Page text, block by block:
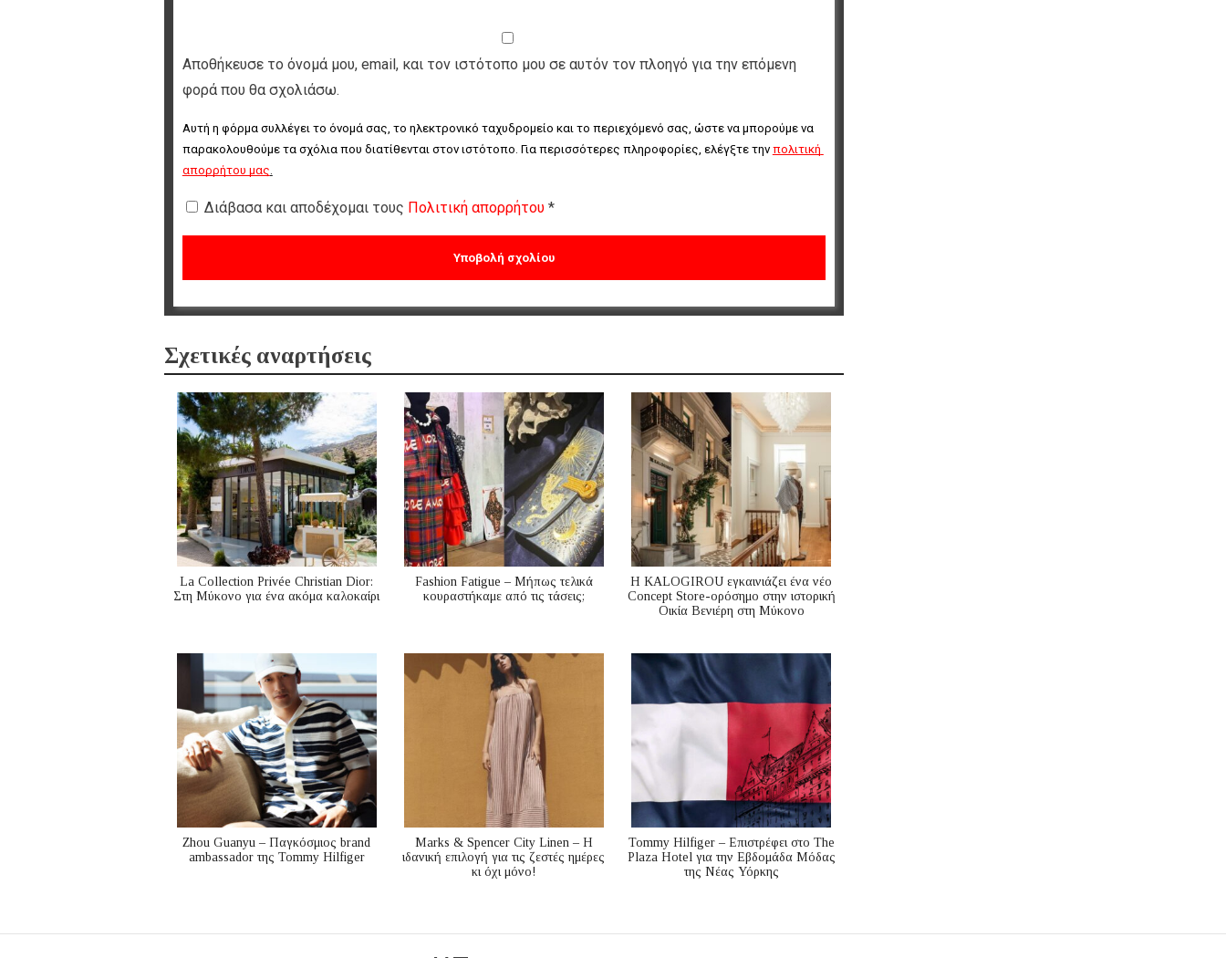
Αποθήκευσε το όνομά μου, email, και τον ιστότοπο μου σε αυτόν τον πλοηγό για την επόμενη
φορά που θα σχολιάσω.
Αυτή η φόρμα συλλέγει το όνομά σας, το ηλεκτρονικό ταχυδρομείο και το περιεχόμενό σας, ώστε να μπορούμε να
παρακολουθούμε τα σχόλια που διατίθενται στον ιστότοπο. Για περισσότερες πληροφορίες, ελέγξτε την πολιτική
απορρήτου μας.
Διάβασα και αποδέχομαι τους Πολιτική απορρήτου *
Σχετικές αναρτήσεις
La Collection Privée Christian Dior:
Στη Μύκονο για ένα ακόμα καλοκαίρι
Fashion Fatigue – Μήπως τελικά
κουραστήκαμε από τις τάσεις;
Η KALOGIROU εγκαινιάζει ένα νέο
Concept Store-ορόσημο στην ιστορική
Οικία Βενιέρη στη Μύκονο
Zhou Guanyu – Παγκόσμιος brand
ambassador της Tommy Hilfiger
Marks & Spencer City Linen – Η
ιδανική επιλογή για τις ζεστές ημέρες
κι όχι μόνο!
Tommy Hilfiger – Επιστρέφει στο The
Plaza Hotel για την Εβδομάδα Μόδας
της Νέας Υόρκης